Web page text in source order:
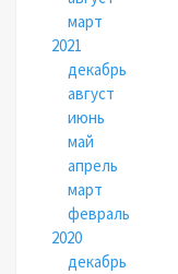
март
2021
декабрь
август
июнь
май
апрель
март
февраль
2020
декабрь